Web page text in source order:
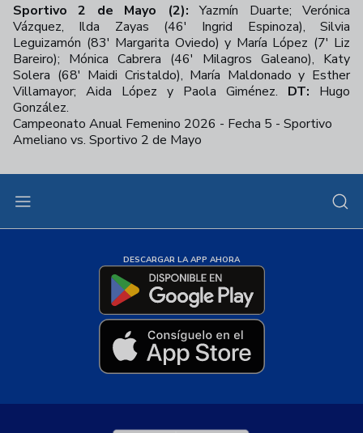
Sportivo 2 de Mayo (2):Yazmín Duarte; Verónica
Vázquez, Ilda Zayas (46' Ingrid Espinoza), Silvia
Leguizamón (83' Margarita Oviedo) y María López (7' Liz
Bareiro); Mónica Cabrera (46' Milagros Galeano), Katy
Solera (68' Maidi Cristaldo), María Maldonado y Esther
Villamayor; Aida López y Paola Giménez. DT: Hugo
González.
Campeonato Anual Femenino 2026 - Fecha 5 - Sportivo
Ameliano vs. Sportivo 2 de Mayo
DESCARGAR LA APP AHORA